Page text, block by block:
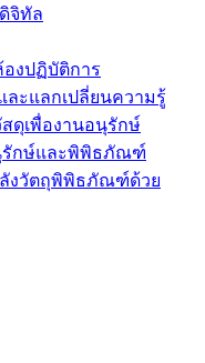
จิทัล
งปฏิบัติการ
ละแลกเปลี่ยนความรู้
ดุเพื่องานอนุรักษ์
รักษ์และพิพิธภัณฑ์
งวัตถุพิพิธภัณฑ์ด้วย